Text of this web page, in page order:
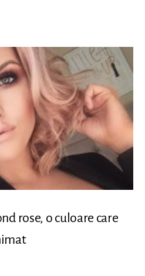
rose, o culoare care